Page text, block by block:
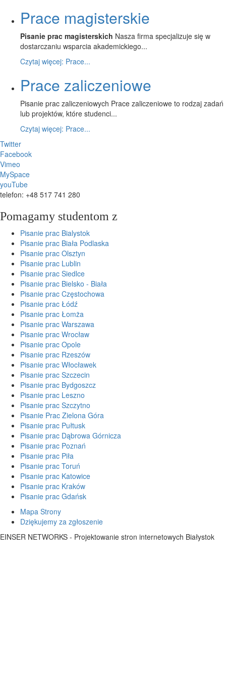
Prace magisterskie
Pisanie prac magisterskich Nasza firma specjalizuje się w
dostarczaniu wsparcia akademickiego...
Czytaj więcej: Prace...
Prace zaliczeniowe
Pisanie prac zaliczeniowych Prace zaliczeniowe to rodzaj zadań
lub projektów, które studenci...
Czytaj więcej: Prace...
Twitter
Facebook
Vimeo
MySpace
youTube
telefon: +48 517 741 280
Pomagamy studentom z
Pisanie prac Bialystok
Pisanie prac Biała Podlaska
Pisanie prac Olsztyn
Pisanie prac Lublin
Pisanie prac Siedlce
Pisanie prac Bielsko - Biała
Pisanie prac Częstochowa
Pisanie prac Łódź
Pisanie prac Łomża
Pisanie prac Warszawa
Pisanie prac Wrocław
Pisanie prac Opole
Pisanie prac Rzeszów
Pisanie prac Włocławek
Pisanie prac Szczecin
Pisanie prac Bydgoszcz
Pisanie prac Leszno
Pisanie prac Szczytno
Pisanie Prac Zielona Góra
Pisanie prac Pułtusk
Pisanie prac Dąbrowa Górnicza
Pisanie prac Poznań
Pisanie prac Piła
Pisanie prac Toruń
Pisanie prac Katowice
Pisanie prac Kraków
Pisanie prac Gdańsk
Mapa Strony
Dziękujemy za zgłoszenie
EINSER NETWORKS - Projektowanie stron internetowych Białystok